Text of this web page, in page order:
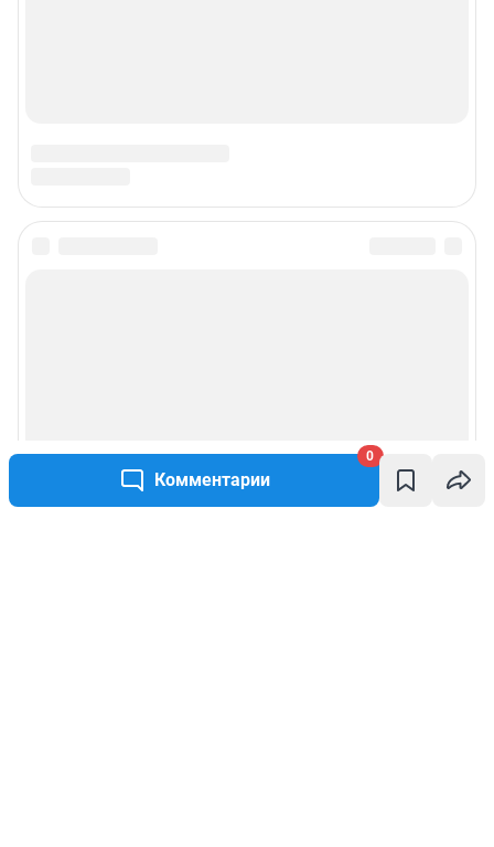
Комментарии
0